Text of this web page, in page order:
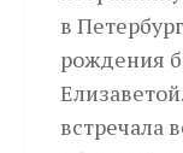
в
рождения
встречала